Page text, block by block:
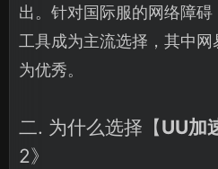
出。针对国际服的网络障
工具成为主流选择，其中网
为优秀。
二. 为什么选择【UU加
2》